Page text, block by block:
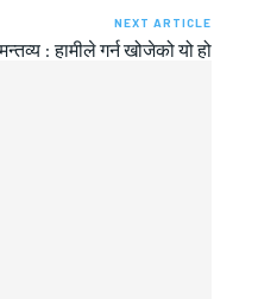
NEXT ARTICLE
: हामीले गर्न खोजेको यो हो